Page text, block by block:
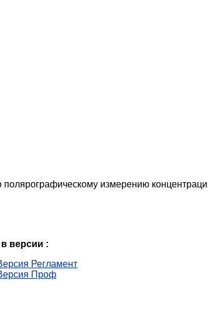
полярографическому измерению
версии :
Регламент
Проф